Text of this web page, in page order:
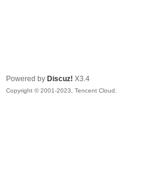
Powered by Discuz! X3.4
Copyright © 2001-2023, Tencent Cloud.